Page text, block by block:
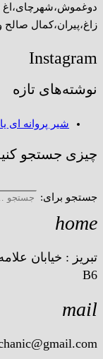
دوغموش،شهرچای،اغ
زاغ،پیران،کمال
Instagram
نوشته‌های تازه
شیر پروانه ای یا Butterfly Valve چیست ؟
چیزی جستجو
جستجو برای:
home
B6
mail